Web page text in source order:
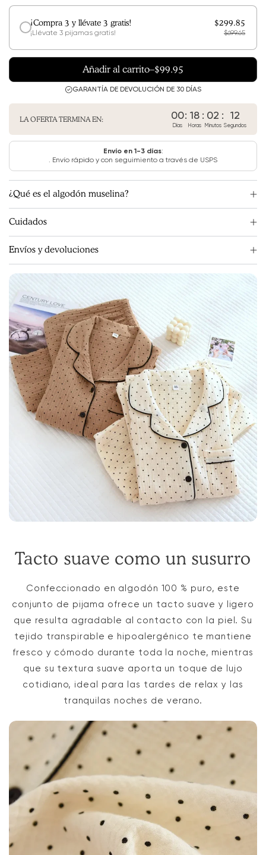
¡Compra 3 y llévate 3 gratis!
¡Llévate 3 pijamas gratis!
$299.85
$699.65
Añadir al carrito–$99.95
GARANTÍA DE DEVOLUCIÓN DE 30 DÍAS
LA OFERTA TERMINA EN: 00
Días
: 18
Horas
: 02
Minutos
: 11
Segundos
Envío en 1-3 días:
. Envío rápido y con seguimiento a través de USPS
¿Qué es el algodón muselina?
Cuidados
Envíos y devoluciones
Tacto suave como un susurro
Confeccionado en algodón 100 % puro, este
conjunto de pijama ofrece un tacto suave y ligero
que resulta agradable al contacto con la piel. Su
tejido transpirable e hipoalergénico te mantiene
fresco y cómodo durante toda la noche, mientras
que su textura suave aporta un toque de lujo
cotidiano, ideal para las tardes de relax y las
tranquilas noches de verano.